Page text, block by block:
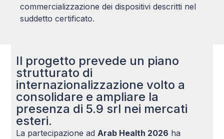
commercializzazione dei dispositivi descritti nel
suddetto certificato.
Il progetto prevede un piano
strutturato di
internazionalizzazione volto a
consolidare e ampliare la
presenza di 5.9 srl nei mercati
esteri.
La partecipazione adArab Health 2026 ha